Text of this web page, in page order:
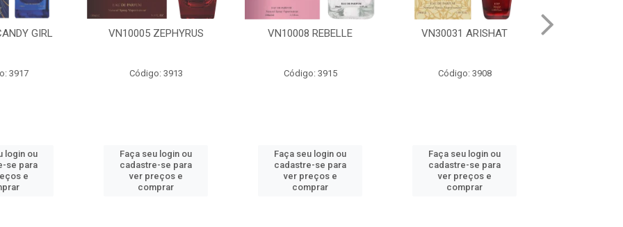
3913
login ou
se para
e
VN10008 REBELLE
Código: 3915
Faça seu login ou
cadastre-se para
ver preços e
comprar
VN30031 ARISHAT
Código: 3908
Faça seu login ou
cadastre-se para
ver preços e
comprar
VN30028 AL MAAZ
Código: 3905
Faça seu login ou
cadastre-se para
ver preços e
comprar